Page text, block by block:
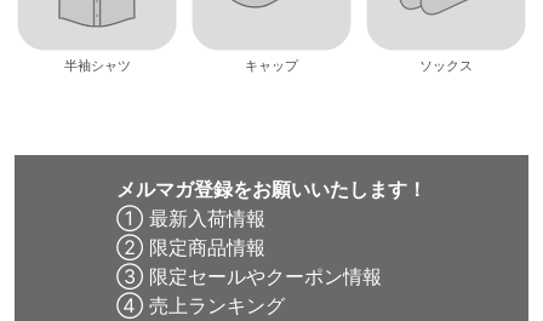
半袖シャツ キャップ ソックス
メルマガ登録をお願いいたします！
① 最新入荷情報
② 限定商品情報
③ 限定セールやクーポン情報
④ 売上ランキング